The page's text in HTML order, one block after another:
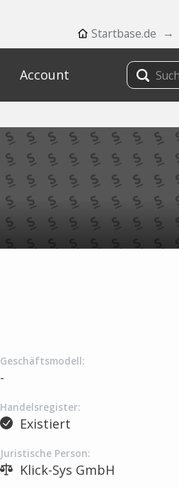
Startbase.de
Account
Geschäftsmodell:
-
Handelsregister:
Existiert
Juristische Person:
Klick-Sys GmbH